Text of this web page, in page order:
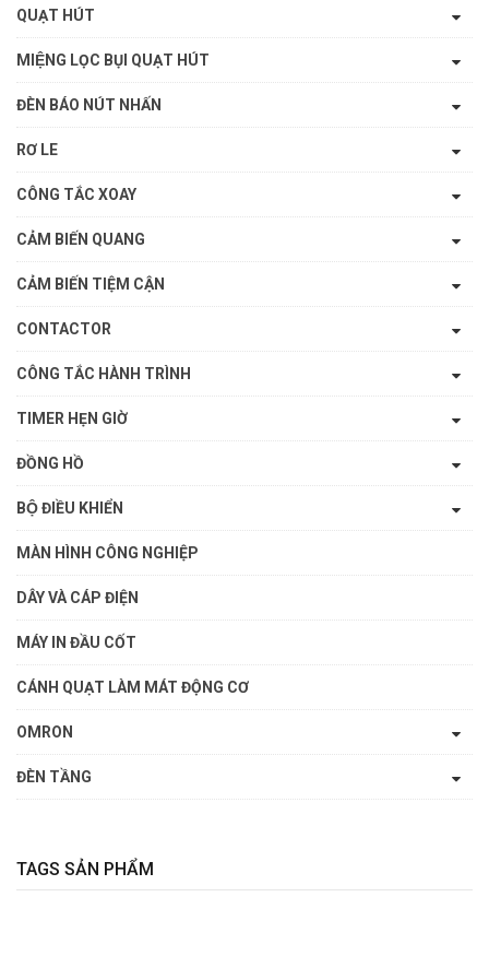
QUẠT HÚT
MIỆNG LỌC BỤI QUẠT HÚT
ĐÈN BÁO NÚT NHẤN
RƠ LE
CÔNG TẮC XOAY
CẢM BIẾN QUANG
CẢM BIẾN TIỆM CẬN
CONTACTOR
CÔNG TẮC HÀNH TRÌNH
TIMER HẸN GIỜ
ĐỒNG HỒ
BỘ ĐIỀU KHIỂN
MÀN HÌNH CÔNG NGHIỆP
DÂY VÀ CÁP ĐIỆN
MÁY IN ĐẦU CỐT
CÁNH QUẠT LÀM MÁT ĐỘNG CƠ
OMRON
ĐÈN TẦNG
TAGS SẢN PHẨM